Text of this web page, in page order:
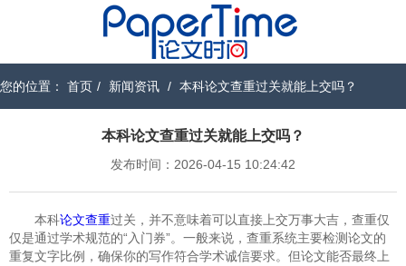
您的位置： 首页 / 新闻资讯 / 本科论文查重过关就能上交吗？
本科论文查重过关就能上交吗？
发布时间：2026-04-15 10:24:42
本科论文查重过关，并不意味着可以直接上交万事大吉，查重仅
仅是通过学术规范的“入门券”。一般来说，查重系统主要检测论文的
重复文字比例，确保你的写作符合学术诚信要求。但论文能否最终上